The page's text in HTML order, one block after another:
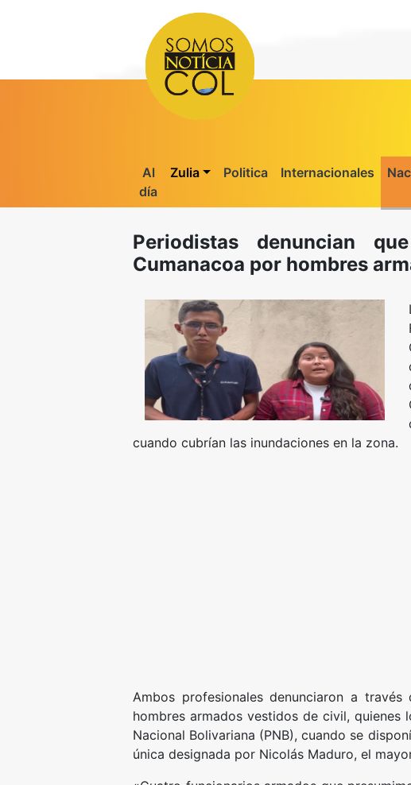
Al
día
Zulia Politica Internacionales
Periodistas denuncian
Cumanacoa por hombres
cuando cubrían las inundaciones en la zona.
Ambos profesionales denunciaron a
hombres armados vestidos de civil, quienes
Nacional Bolivariana (PNB), cuando se
única designada por Nicolás Maduro, el